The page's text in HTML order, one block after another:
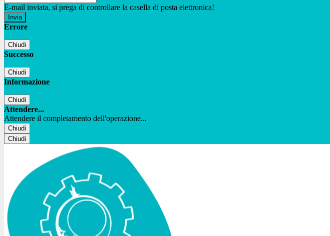
E-mail inviata, si prega di controllare la casella di posta elettronica!
Errore
Chiudi
Successo
Chiudi
Informazione
Chiudi
Attendere...
Attendere il completamento dell'operazione...
Chiudi
Chiudi